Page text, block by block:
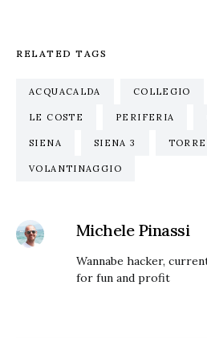
RELATED TAGS
ACQUACALDA COLLEGIO
LE COSTE PERIFERIA
SIENA SIENA 3
VOLANTINAGGIO
Michele Pinassi
Wannabe hacker,
for fun and profit